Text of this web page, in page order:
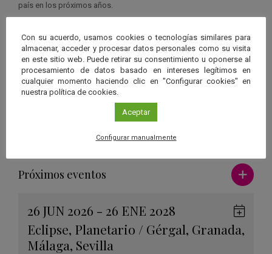
país en los próximos años.
Sociedad Malagueña de Astronomía
Inscripción
La entrada es libre hasta completar aforo.
Más información
En este enlace
Próximos eventos Ver más
26 JUN 2026 - 26 ENE 2028
Eclipse, Planetario / Gérgal, Granada,
Málaga, Sevilla
en
Con su acuerdo, usamos cookies o tecnologías similares para
almacenar, acceder y procesar datos personales como su visita
en este sitio web. Puede retirar su consentimiento u oponerse al
procesamiento de datos basado en intereses legítimos en
cualquier momento haciendo clic en "Configurar cookies" en
nuestra política de cookies.
Aceptar
Configurar manualmente